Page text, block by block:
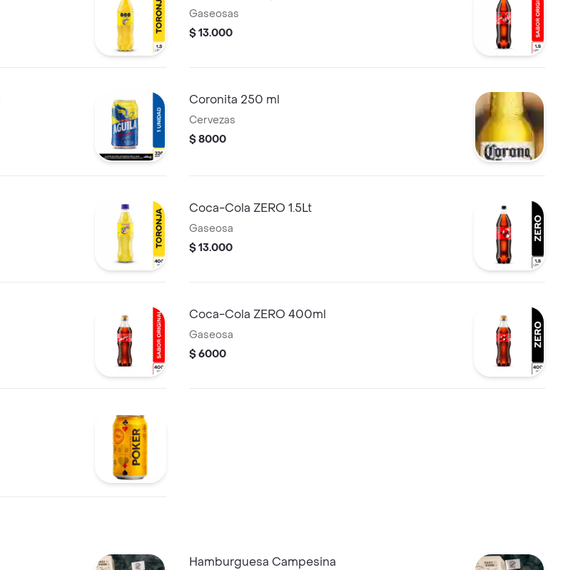
Gaseosas
$ 13.000
Coronita 250 ml
Cervezas
$ 8000
Coca-Cola ZERO 1.5Lt
Gaseosa
$ 13.000
Coca-Cola ZERO 400ml
Gaseosa
$ 6000
Hamburguesa Campesina